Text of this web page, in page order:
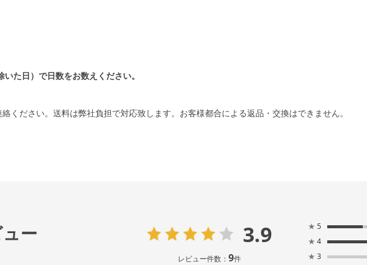
た日）で日数をお数えください。
ください。送料は弊社負担で対応致します。お客様都合による返品・交換はできません。
ー 3.9
レビュー件数： 9件
★ 5
★ 4
★ 3